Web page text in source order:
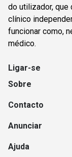
do utilizador, que
clínico
funcionar como,
médico.
Ligar-se
Sobre
Contacto
Anunciar
Ajuda